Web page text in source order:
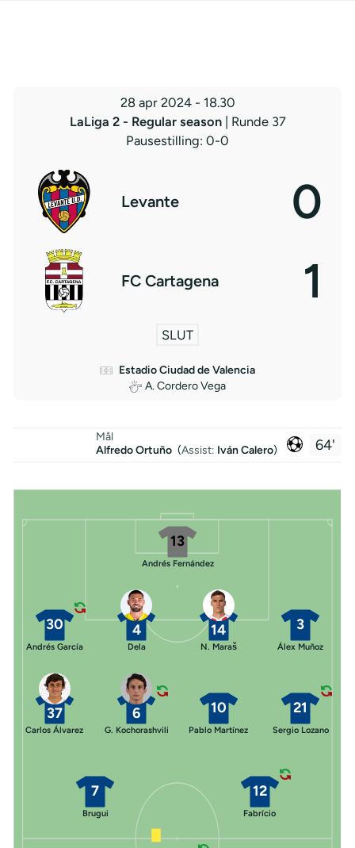
28 apr 2024 - 18.30
LaLiga 2 - Regular season
| Runde 37
Pausestilling: 0-0
Levante 0
FC Cartagena 1
SLUT
Estadio Ciudad de Valencia
A. Cordero Vega
64'
Mål
Alfredo Ortuño (Assist: Iván Calero)
13
Andrés Fernández
3
Álex Muñoz
14
N. Maraš
4
Dela
30
Andrés García
21
Sergio Lozano
10
Pablo Martínez
6
G. Kochorashvili
37
Carlos Álvarez
12
Fabrício
7
Brugui